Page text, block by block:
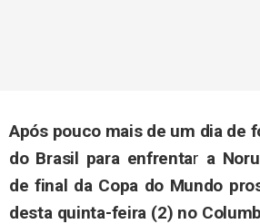
Após pouco mais de um dia de
do Brasil para enfrentar a
de final da Copa do Mundo
desta quinta-feira (2) no